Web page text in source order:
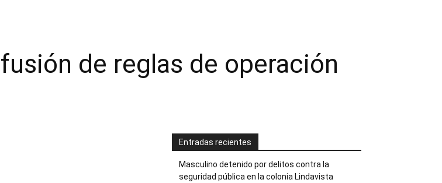
de reglas de operación
Entradas recientes
Masculino detenido por delitos contra la
seguridad pública en la colonia Lindavista